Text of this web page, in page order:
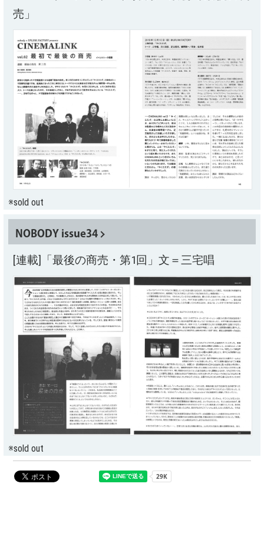
売」
※sold out
NOBODY issue34
[連載]「最後の商売・第1回」文＝三宅唱
※sold out